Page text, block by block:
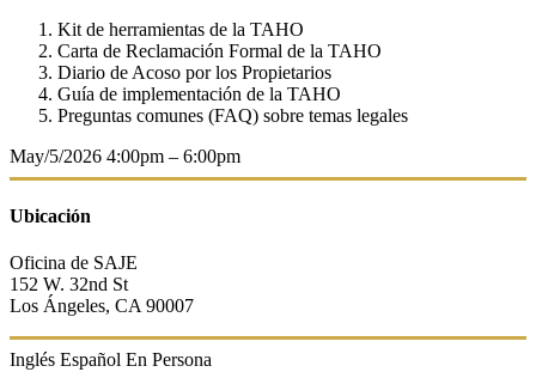
May/5/2026 4:00pm – 6:00pm
Ubicación
Oficina de SAJE
152 W. 32nd St
Los Ángeles, CA 90007
Inglés Español En Persona
Kit de herramientas de la TAHO
Carta de Reclamación Formal de la TAHO
Diario de Acoso por los Propietarios
Guía de implementación de la TAHO
Preguntas comunes (FAQ) sobre temas legales